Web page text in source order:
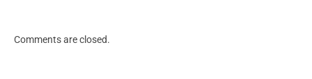
Comments are closed.